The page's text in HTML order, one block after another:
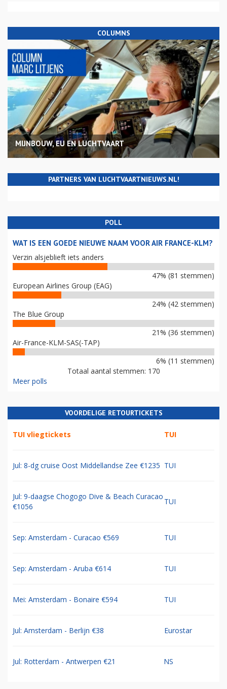
COLUMNS
MIJNBOUW, EU EN LUCHTVAART
PARTNERS VAN LUCHTVAARTNIEUWS.NL!
POLL
WAT IS EEN GOEDE NIEUWE NAAM VOOR AIR FRANCE-KLM?
Verzin alsjeblieft iets anders
47% (81 stemmen)
European Airlines Group (EAG)
24% (42 stemmen)
The Blue Group
21% (36 stemmen)
Air-France-KLM-SAS(-TAP)
6% (11 stemmen)
Totaal aantal stemmen: 170
Meer polls
VOORDELIGE RETOURTICKETS
TUI vliegtickets TUI
Jul: 8-dg cruise Oost Middellandse Zee €1235 TUI
Jul: 9-daagse Chogogo Dive & Beach Curacao
€1056
TUI
Sep: Amsterdam - Curacao €569 TUI
Sep: Amsterdam - Aruba €614 TUI
Mei: Amsterdam - Bonaire €594 TUI
Jul: Amsterdam - Berlijn €38 Eurostar
Jul: Rotterdam - Antwerpen €21 NS